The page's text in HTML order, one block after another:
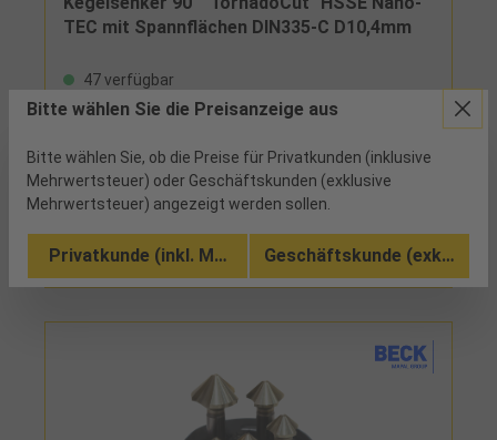
TEC mit Spannflächen DIN335-C D10,4mm
47 verfügbar
ideale Spanabfuhr durch revolutionäre
Spanraumgeometrie, optimales Senkbild und
extrem ruhiger Lauf durch optimierten variablen
Hinterschliff, mit 3 Flächen am Schaft ab ⌀ 8,3 mm,
Nano-Tec-Beschichtung für eine extra glatte
Oberfläche und das Verhindern von
Materialverschweißungen, arbeitet grat- und
Vergleichen
Zu den Ausführungen (11)
Bitte wählen Sie die Preisanzeige aus
Bitte wählen Sie, ob die Preise für Privatkunden (inklusive
Mehrwertsteuer) oder Geschäftskunden (exklusive
Mehrwertsteuer) angezeigt werden sollen.
Privatkunde (inkl. MwSt.) Geschäftskunde (exkl.